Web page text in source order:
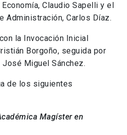
Claudio Sapelli y el
Administración, Carlos Díaz.
la Invocación Inicial
Borgoño, seguida por
Miguel Sánchez.
de los siguientes
Magíster en